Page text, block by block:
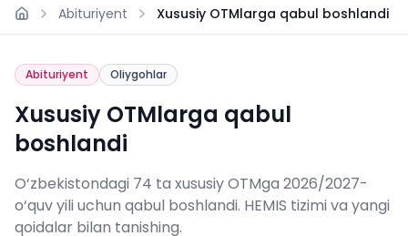
Abituriyent Xususiy OTMlarga qabul boshlandi
Abituriyent Oliygohlar
Xususiy OTMlarga qabul
boshlandi
O‘zbekistondagi 74 ta xususiy OTMga 2026/2027-
o‘quv yili uchun qabul boshlandi. HEMIS tizimi va yangi
qoidalar bilan tanishing.